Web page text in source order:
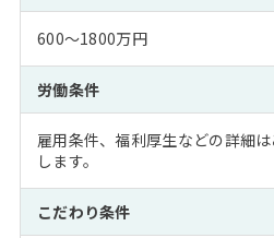
600～1800万円
労働条件
雇用条件、福利厚生などの詳細
します。
こだわり条件